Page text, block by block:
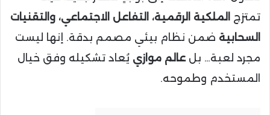
تمتزج
الملكية الرقمية، التفاعل الاجتماعي، والتقنيات
السحابية ضمن نظام بيئي مصمم بدقة. إنها ليست
مجرد لعبة… بلعالم موازي يُعاد تشكيله وفق خيال
المستخدم وطموحه.